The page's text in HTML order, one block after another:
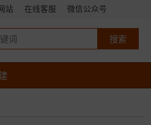
站 在线客服 微信公众号